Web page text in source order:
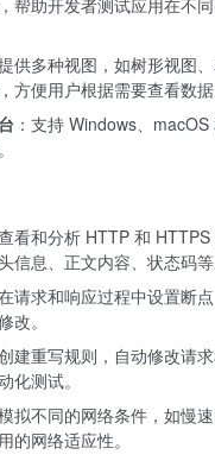
帮助开发者测试应用在不
提供多种视图，如树形视图
方便用户根据需要查看数据
：支持 Windows、
查看和分析 HTTP 和
信息、正文内容、状态码等
在请求和响应过程中设置断
改。
创建重写规则，自动修改请
化测试。
模拟不同的网络条件，如慢
的网络适应性。